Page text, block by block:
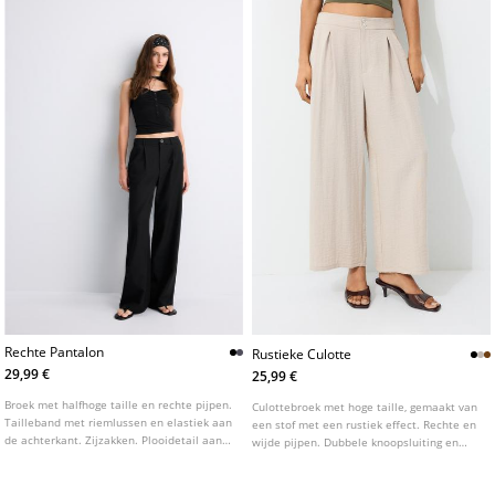
Rechte Pantalon
29,99 €
Broek met halfhoge taille en rechte pijpen.
Tailleband met riemlussen en elastiek aan
de achterkant. Zijzakken. Plooidetail aan
Rustieke Culotte
25,99 €
Culottebroek met hoge taille, gemaakt van
een stof met een rustiek effect. Rechte en
wijde pijpen. Dubbele knoopsluiting en